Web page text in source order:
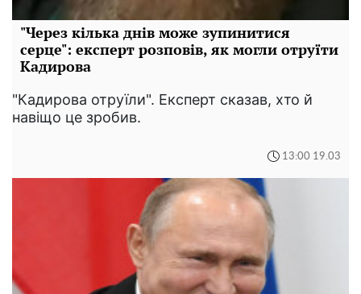
"Через кілька днів може зупинитися
серце": експерт розповів, як могли отруїти
Кадирова
"Кадирова отруїли". Експерт сказав, хто й
навіщо це зробив.
13:00 19.03